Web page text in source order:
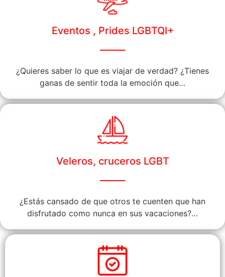
Eventos , Prides LGBTQI+
¿Quieres saber lo que es viajar de verdad? ¿Tienes
ganas de sentir toda la emoción que…
Veleros, cruceros LGBT
¿Estás cansado de que otros te cuenten que han
disfrutado como nunca en sus vacaciones?…